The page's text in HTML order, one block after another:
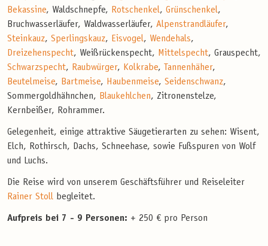
Bekassine, Waldschnepfe, Rotschenkel, Grünschenkel,
Bruchwasserläufer, Waldwasserläufer, Alpenstrandläufer,
Steinkauz, Sperlingskauz, Eisvogel, Wendehals,
Dreizehenspecht, Weißrückenspecht, Mittelspecht, Grauspecht,
Schwarzspecht, Raubwürger, Kolkrabe, Tannenhäher,
Beutelmeise, Bartmeise, Haubenmeise, Seidenschwanz,
Sommergoldhähnchen, Blaukehlchen, Zitronenstelze,
Kernbeißer, Rohrammer.
Gelegenheit, einige attraktive Säugetierarten zu sehen: Wisent,
Elch, Rothirsch, Dachs, Schneehase, sowie Fußspuren von Wolf
und Luchs.
Die Reise wird von unserem Geschäftsführer und Reiseleiter
Rainer Stoll begleitet.
Aufpreis bei 7 - 9 Personen: + 250 € pro Person